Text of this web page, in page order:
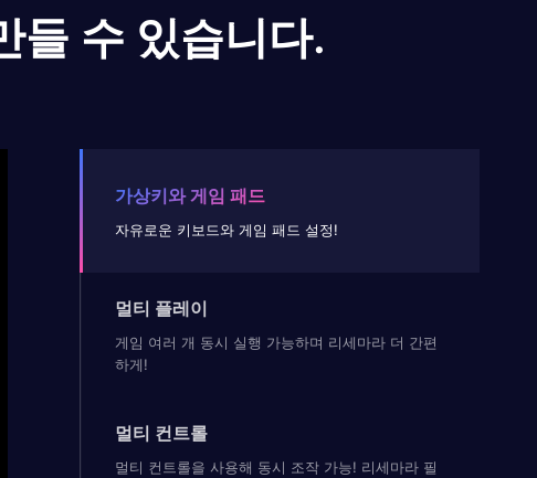
들 수 있습니다.
가상키와 게임 패드
자유로운 키보드와 게임 패드 설정!
멀티 플레이
게임 여러 개 동시 실행 가능하며 리세마라 더 간편
하게!
멀티 컨트롤
멀티 컨트롤을 사용해 동시 조작 가능! 리세마라 필